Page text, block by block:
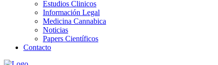
Estudios Clinicos
Información Legal
Medicina Cannabica
Noticias
Papers Científicos
Contacto